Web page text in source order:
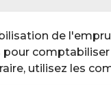
de
utilisez les